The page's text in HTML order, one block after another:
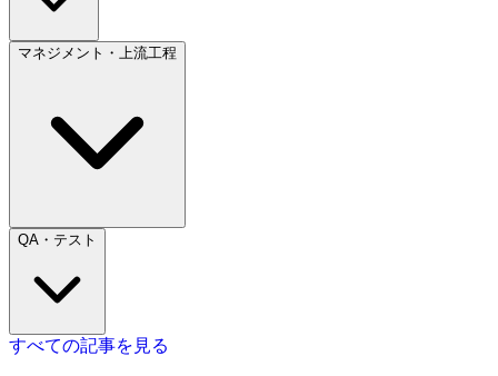
マネジメント・上流工程
QA・テスト
すべての記事を見る